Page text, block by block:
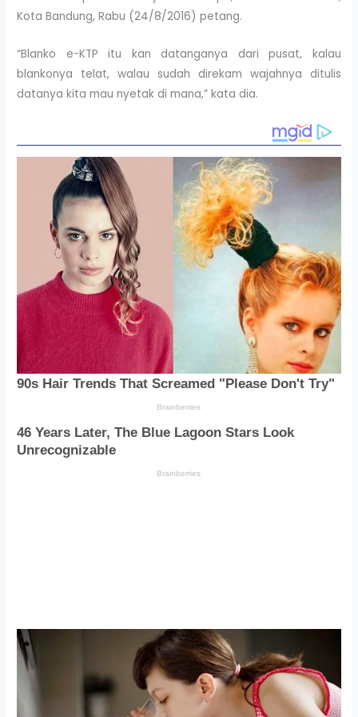
Kota Bandung, Rabu (24/8/2016) petang.
“Blanko e-KTP itu kan datanganya dari pusat, kalau
blankonya telat, walau sudah direkam wajahnya ditulis
datanya kita mau nyetak di mana,” kata dia.